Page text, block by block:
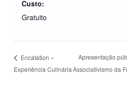
Custo:
Gratuito
Encatation –
Experiência Culinária
Apresentação
Associativismo da